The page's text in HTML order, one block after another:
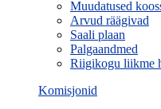
Muudatused
Arvud räägivad
Saali plaan
Palgaandmed
Riigikogu liikme
Komisjonid